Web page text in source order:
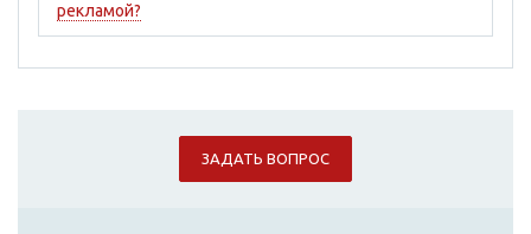
рекламой?
ЗАДАТЬ ВОПРОС